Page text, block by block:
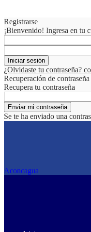
Registrarse
¡Bienvenido! Ingresa en tu
¿Olvidaste tu contraseña?
Recuperación de contraseña
Recupera tu contraseña
Se te ha enviado una
Aconcagua